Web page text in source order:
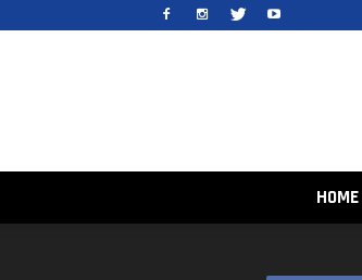
HOME